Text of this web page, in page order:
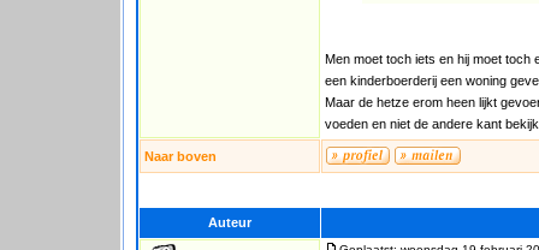
Men moet toch iets en hij moet toch
een kinderboerderij een woning
Maar de hetze erom heen lijkt
voeden en niet de andere kant
Naar boven
Auteur